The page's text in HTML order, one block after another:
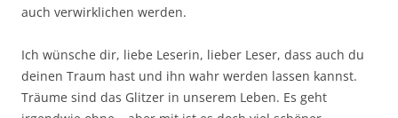
auch verwirklichen werden.
Ich wünsche dir, liebe Leserin, lieber Leser, dass auch du
deinen Traum hast und ihn wahr werden lassen kannst.
Träume sind das Glitzer in unserem Leben. Es geht